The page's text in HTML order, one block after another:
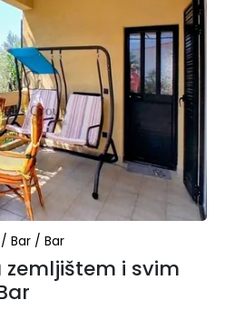
/ Bar / Bar
zemljištem i svim